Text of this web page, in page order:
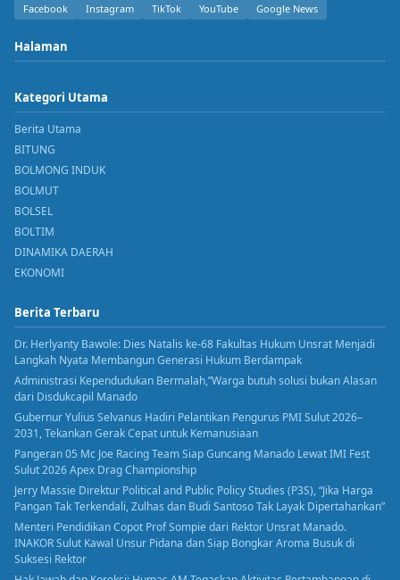
Facebook Instagram TikTok YouTube Google News
Halaman
Kategori Utama
Berita Utama
BITUNG
BOLMONG INDUK
BOLMUT
BOLSEL
BOLTIM
DINAMIKA DAERAH
EKONOMI
Berita Terbaru
Dr. Herlyanty Bawole: Dies Natalis ke-68 Fakultas Hukum Unsrat Menjadi
Langkah Nyata Membangun Generasi Hukum Berdampak
Administrasi Kependudukan Bermalah,”Warga butuh solusi bukan Alasan
dari Disdukcapil Manado
Gubernur Yulius Selvanus Hadiri Pelantikan Pengurus PMI Sulut 2026–
2031, Tekankan Gerak Cepat untuk Kemanusiaan
Pangeran 05 Mc Joe Racing Team Siap Guncang Manado Lewat IMI Fest
Sulut 2026 Apex Drag Championship
Jerry Massie Direktur Political and Public Policy Studies (P3S), “Jika Harga
Pangan Tak Terkendali, Zulhas dan Budi Santoso Tak Layak Dipertahankan”
Menteri Pendidikan Copot Prof Sompie dari Rektor Unsrat Manado.
INAKOR Sulut Kawal Unsur Pidana dan Siap Bongkar Aroma Busuk di
Suksesi Rektor